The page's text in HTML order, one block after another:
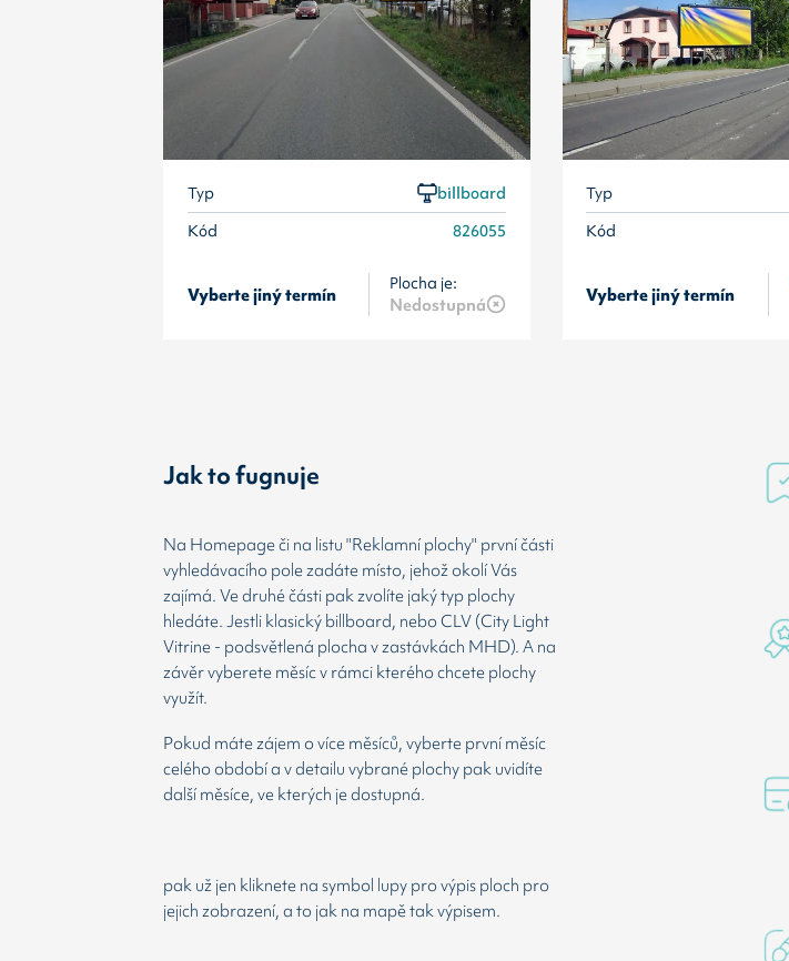
Typ
billboard
Kód
826055
Vyberte jiný termín Plocha je:
Nedostupná
Typ
Kód
Vyberte jiný termín
Jak to fugnuje
Na Homepage či na listu "Reklamní plochy" první části
vyhledávacího pole zadáte místo, jehož okolí Vás
zajímá. Ve druhé části pak zvolíte jaký typ plochy
hledáte. Jestli klasický billboard, nebo CLV (City Light
Vitrine - podsvětlená plocha v zastávkách MHD). A na
závěr vyberete měsíc v rámci kterého chcete plochy
využít.
Pokud máte zájem o více měsíců, vyberte první měsíc
celého období a v detailu vybrané plochy pak uvidíte
další měsíce, ve kterých je dostupná.
pak už jen kliknete na symbol lupy pro výpis ploch pro
jejich zobrazení, a to jak na mapě tak výpisem.